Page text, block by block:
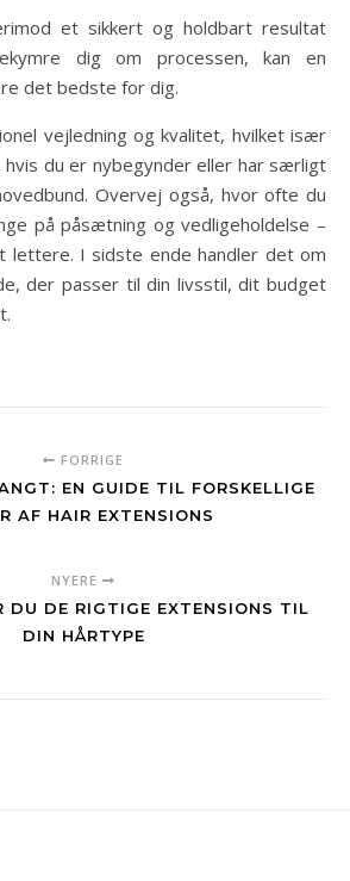
et sikkert og holdbart resultat
dig om processen, kan en
det bedste for dig.
vejledning og kvalitet, hvilket især
du er nybegynder eller har særligt
Overvej også, hvor ofte du
på påsætning og vedligeholdelse –
lettere. I sidste ende handler det om
der passer til din livsstil, dit budget
FORRIGE
EN GUIDE TIL FORSKELLIGE
AF HAIR EXTENSIONS
NYERE
DU DE RIGTIGE EXTENSIONS TIL
DIN HÅRTYPE